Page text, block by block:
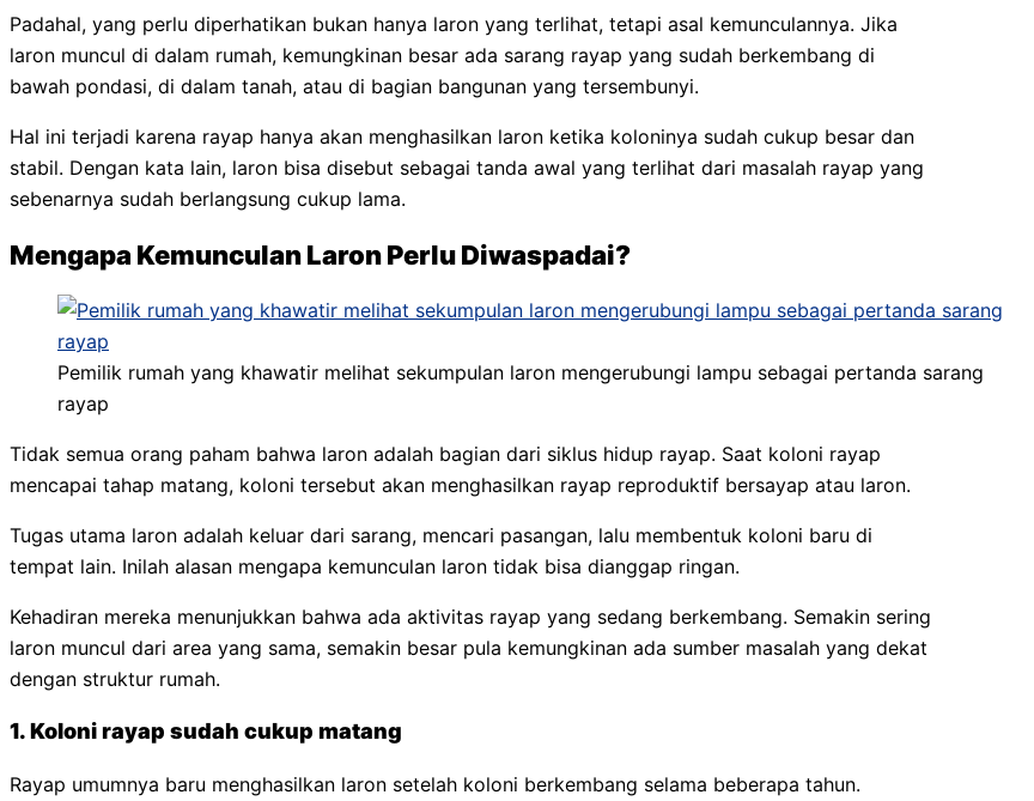
Padahal, yang perlu diperhatikan bukan hanya laron yang terlihat, tetapi asal kemunculannya. Jika
laron muncul di dalam rumah, kemungkinan besar ada sarang rayap yang sudah berkembang di
bawah pondasi, di dalam tanah, atau di bagian bangunan yang tersembunyi.
Hal ini terjadi karena rayap hanya akan menghasilkan laron ketika koloninya sudah cukup besar dan
stabil. Dengan kata lain, laron bisa disebut sebagai tanda awal yang terlihat dari masalah rayap yang
sebenarnya sudah berlangsung cukup lama.
Mengapa Kemunculan Laron Perlu Diwaspadai?
Pemilik rumah yang khawatir melihat sekumpulan laron mengerubungi lampu sebagai pertanda sarang
rayap
Tidak semua orang paham bahwa laron adalah bagian dari siklus hidup rayap. Saat koloni rayap
mencapai tahap matang, koloni tersebut akan menghasilkan rayap reproduktif bersayap atau laron.
Tugas utama laron adalah keluar dari sarang, mencari pasangan, lalu membentuk koloni baru di
tempat lain. Inilah alasan mengapa kemunculan laron tidak bisa dianggap ringan.
Kehadiran mereka menunjukkan bahwa ada aktivitas rayap yang sedang berkembang. Semakin sering
laron muncul dari area yang sama, semakin besar pula kemungkinan ada sumber masalah yang dekat
dengan struktur rumah.
1. Koloni rayap sudah cukup matang
Rayap umumnya baru menghasilkan laron setelah koloni berkembang selama beberapa tahun.